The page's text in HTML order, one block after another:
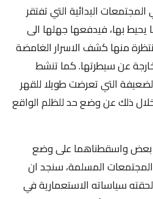
البدائية التي تفتقر
يحيط بها، فيدفعها جهلها الى
منها كشف الاسرار الغامضة
عن سيطرتها. كما تنشط
التي تعرضت طويلا للقهر
ذلك عن وضع حد للظلم الواقع
بعض واسقطناهما على وضع
المسلمة، سنجد ان
سياساته الاستعمارية في